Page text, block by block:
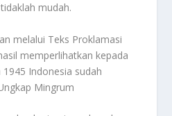
mudah.
melalui Teks Proklamasi
memperlihatkan kepada
Indonesia sudah
Mingrum